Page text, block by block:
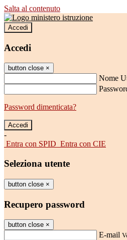
Salta al contenuto
Accedi
Accedi
button close ×
Nome
Password dimenticata?
-
Entra con SPID Entra con CIE
Seleziona utente
button close ×
Recupero password
button close ×
E-mail